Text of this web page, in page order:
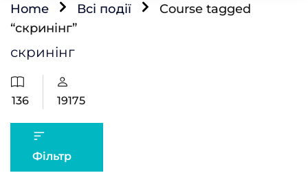
Home Всі події
Course tagged
“скринінг”
скринінг
136 19175
Фільтр